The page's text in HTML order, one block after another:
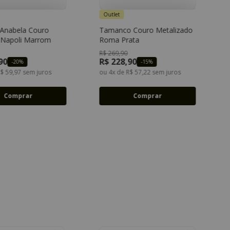
33 34 35 36
37 38 39 40
Couro
Marrom
-20%
59,97 sem juros
Comprar
33 34 35 36
Outlet
Tamanco Couro Metalizado
Roma Prata
R$269,90
R$ 228,90 -15%
ou 4x de R$ 57,22 sem juros
Comprar